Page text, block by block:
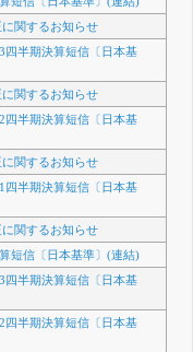
関するお知らせ
四半期決算短信〔日本基
関するお知らせ
四半期決算短信〔日本基
関するお知らせ
四半期決算短信〔日本基
関するお知らせ
短信〔日本基準〕(連結)
四半期決算短信〔日本基
四半期決算短信〔日本基